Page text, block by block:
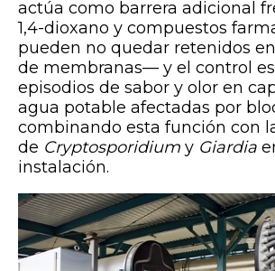
actúa como barrera adicional
1,4-dioxano y compuestos
pueden no quedar retenidos
de membranas— y el control
episodios de sabor y olor en
agua potable afectadas por
combinando esta función con
de Cryptosporidium y Giardia
instalación.